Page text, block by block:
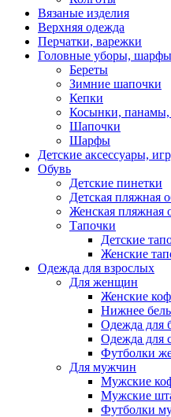
Вязаные изделия
Верхняя одежда
Перчатки, варежки
Головные уборы, шарфы
Береты
Зимние шапочки
Кепки
Косынки,
Шапочки
Шарфы
Детские аксессуары,
Обувь
Детские пинетки
Детская пляжная
Женская пляжная
Тапочки
Детские
Женские
Одежда для взрослых
Для женщин
Женские
Нижнее
Одежда для
Одежда для
Футболки
Для мужчин
Мужские
Мужские
Футболки